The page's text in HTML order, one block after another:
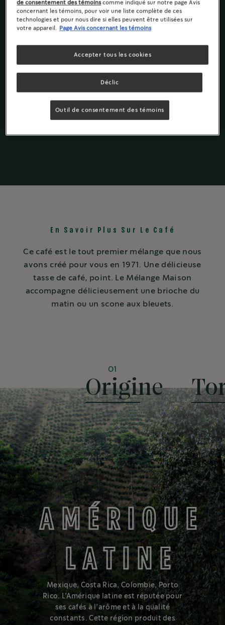
Riche et vif
Ingrédients & Valeur Nutritive
Cafés moulus
Capsules K-
En Savoir Plus Sur Le Café
Ce café est le tout premier mélange que nous
avons créé pour vous en 1971. Une délicieuse
tasse de café, point. Le Mélange Maison
accompagne délicieusement une brioche du
matin ou un scone aux bleuets.
01
Origine
AMÉRIQUE
LATINE
Mexique, Costa Rica, Colombie, Porto
Rico. L’Amérique latine est réputée pour
ses cafés à l’arôme et à la qualité
constants. Cette région produit des
MOYENNE
Vous aimez un café équilibré aux arômes veloutés et
accessibles? Essayez la torréfaction moyenne, au centre du
spectre.
En savoir plus sur le spectre de torréfactions
de consentement des témoinscomme indiqué sur notre page Avis
concernant les témoins, pour voir une liste complète de ces
technologies et pour nous dire si elles peuvent être utilisées sur
votre appareil.
Page Avis concernant les témoins
Déclic
Accepter tous les cookies
Outil de consentement des témoins